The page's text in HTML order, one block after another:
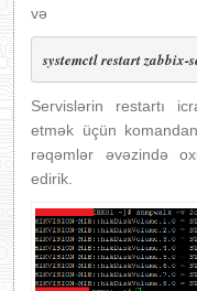
və
systemctl restart zabbix-
Servislərin restartı
etmək üçün
rəqəmlər əvəzində
edirik.